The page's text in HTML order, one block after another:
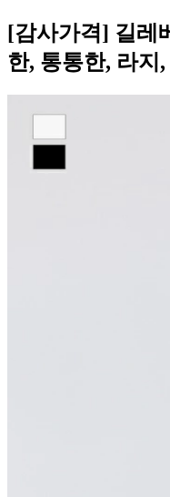
[감사가격] 길레
한, 통통한, 라